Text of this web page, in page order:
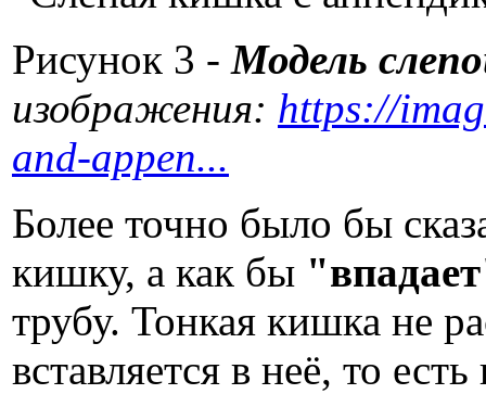
Рисунок 3 -Модель
изображения: https://
and-appen...
Более точно было бы
кишку, а как бы
трубу. Тонкая кишка не
вставляется в неё, то